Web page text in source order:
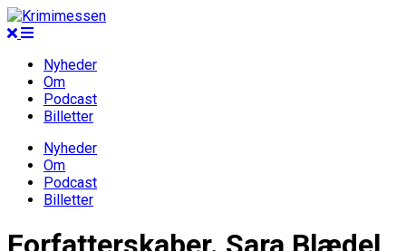
Nyheder
Om
Podcast
Billetter
Nyheder
Om
Podcast
Billetter